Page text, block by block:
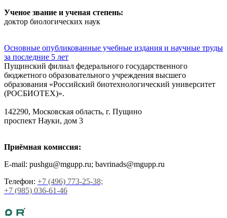
Ученое звание и ученая степень:
доктор биологических наук
Основные опубликованные учебные издания и научные труды
за последние 5 лет
Пущинский филиал федерального государственного
бюджетного образовательного учреждения высшего
образования «Российский биотехнологический университет
(РОСБИОТЕХ)».
142290, Московская область, г. Пущино
проспект Науки, дом 3
Приёмная комиссия:
E-mail: pushgu@mgupp.ru; bavrinads@mgupp.ru
Телефон: +7 (496) 773-25-38;
+7 (985) 036-61-46